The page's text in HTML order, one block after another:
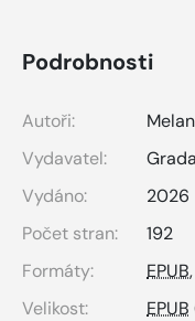
Podrobnosti
Autoři:
Vydavatel:
Grada
Vydáno:
2026
Počet stran:
192
Formáty:
EPUB,
Velikost:
EPUB